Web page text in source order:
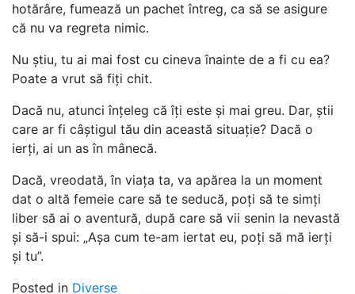
hotărâre, fumează un pachet întreg, ca să se asigure
că nu va regreta nimic.
Nu știu, tu ai mai fost cu cineva înainte de a fi cu ea?
Poate a vrut să fiți chit.
Dacă nu, atunci înțeleg că îți este și mai greu. Dar, știi
care ar fi câștigul tău din această situație? Dacă o
ierți, ai un as în mânecă.
Dacă, vreodată, în viața ta, va apărea la un moment
dat o altă femeie care să te seducă, poți să te simți
liber să ai o aventură, după care să vii senin la nevastă
și să-i spui: „Așa cum te-am iertat eu, poți să mă ierți
și tu”.
Posted in Diverse